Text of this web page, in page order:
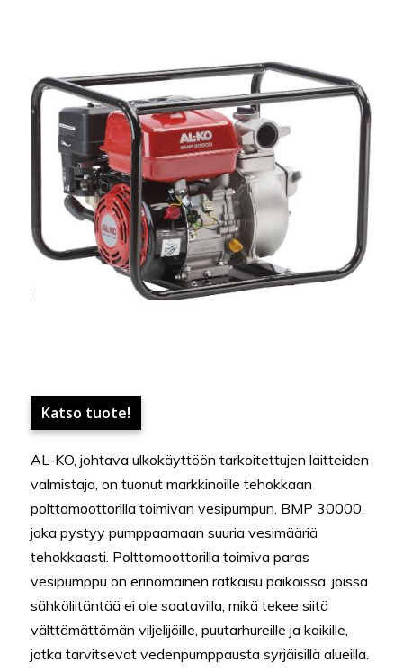
Katso tuote!
AL-KO, johtava ulkokäyttöön tarkoitettujen laitteiden
valmistaja, on tuonut markkinoille tehokkaan
polttomoottorilla toimivan vesipumpun, BMP 30000,
joka pystyy pumppaamaan suuria vesimääriä
tehokkaasti. Polttomoottorilla toimiva paras
vesipumppu on erinomainen ratkaisu paikoissa, joissa
sähköliitäntää ei ole saatavilla, mikä tekee siitä
välttämättömän viljelijöille, puutarhureille ja kaikille,
jotka tarvitsevat vedenpumppausta syrjäisillä alueilla.